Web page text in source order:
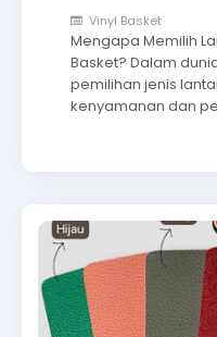
Vinyl Basket
Mengapa Memilih
Basket? Dalam
pemilihan jenis
kenyamanan dan